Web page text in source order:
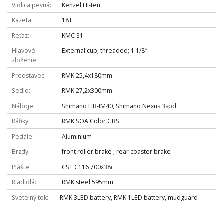
Vidlica pevná
Kenzel Hi-ten
Kazeta
18T
Reťaz
KMC S1
Hlavové
zloženie
External cup; threaded; 1 1/8″
Predstavec
RMK 25,4x180mm
Sedlo
RMK 27,2x300mm
Náboje
Shimano HB-IM40, Shimano Nexus 3spd
Ráfiky
RMK SOA Color GBS
Pedále
Aluminium
Brzdy
front roller brake ; rear coaster brake
Plášte
CST C116 700x38c
Riadidlá
RMK steel 595mm
Svetelný tok
RMK 3LED battery, RMK 1LED battery, mudguard